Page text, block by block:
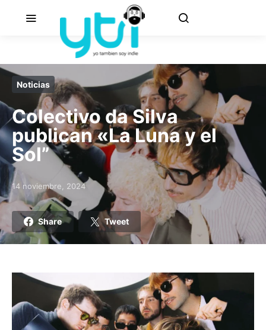
Noticias
Colectivo da Silva
publican «La Luna y el
Sol”
Posted on
14 noviembre, 2024
Share Tweet